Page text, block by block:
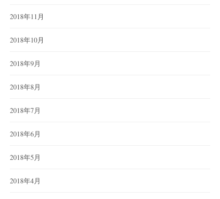
2018年11月
2018年10月
2018年9月
2018年8月
2018年7月
2018年6月
2018年5月
2018年4月